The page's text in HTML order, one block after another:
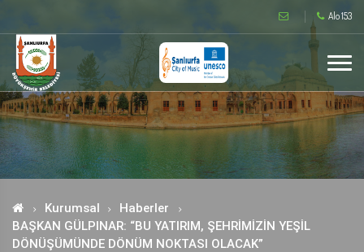
Alo 153
Kurumsal
Haberler
BAŞKAN GÜLPINAR: “BU YATIRIM, ŞEHRİMİZİN YEŞİL
DÖNÜŞÜMÜNDE DÖNÜM NOKTASI OLACAK”